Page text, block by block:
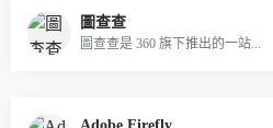
圖查查
圖查查是 360 旗下推出的一站...